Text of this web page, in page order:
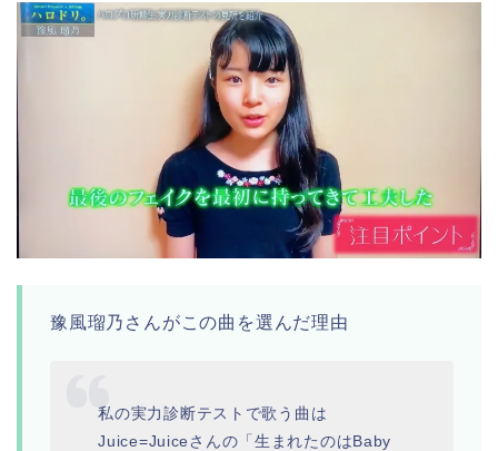
豫風瑠乃さんがこの曲を選んだ理由
私の実力診断テストで歌う曲は
Juice=Juiceさんの「生まれたのはBaby